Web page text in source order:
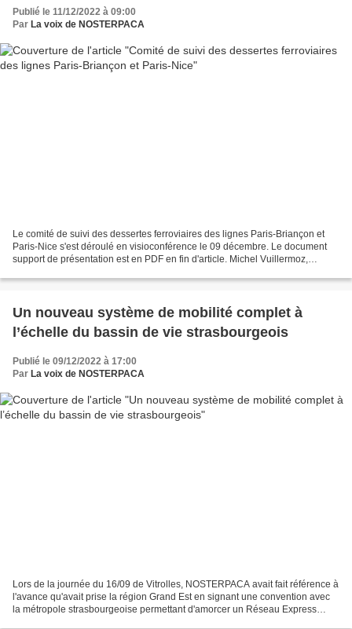
Publié le 11/12/2022 à 09:00
Par La voix de NOSTERPACA
Le comité de suivi des dessertes ferroviaires des lignes Paris-Briançon et
Paris-Nice s'est déroulé en visioconférence le 09 décembre. Le document
support de présentation est en PDF en fin d'article. Michel Vuillermoz,
Un nouveau système de mobilité complet à
l’échelle du bassin de vie strasbourgeois
Publié le 09/12/2022 à 17:00
Par La voix de NOSTERPACA
Lors de la journée du 16/09 de Vitrolles, NOSTERPACA avait fait référence à
l'avance qu'avait prise la région Grand Est en signant une convention avec
la métropole strasbourgeoise permettant d'amorcer un Réseau Express